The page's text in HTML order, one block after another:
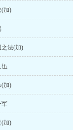
(加)
之法(加)
伍
(加)
军
(加)